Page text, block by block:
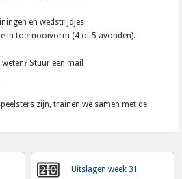
en wedstrijdjes
in toernooivorm (4 of 5 avonden).
Stuur een mail
zijn, trainen we samen met de
Uitslagen week 31